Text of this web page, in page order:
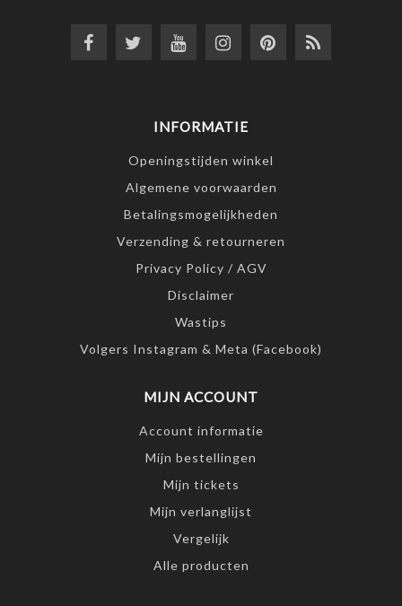
INFORMATIE
Openingstijden winkel
Algemene voorwaarden
Betalingsmogelijkheden
Verzending & retourneren
Privacy Policy / AGV
Disclaimer
Wastips
Volgers Instagram & Meta (Facebook)
MIJN ACCOUNT
Account informatie
Mijn bestellingen
Mijn tickets
Mijn verlanglijst
Vergelijk
Alle producten